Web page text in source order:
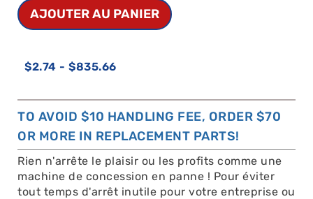
TO AVOID $10 HANDLING FEE, ORDER $70
OR MORE IN REPLACEMENT PARTS!
Rien n'arrête le plaisir ou les profits comme une
machine de concession en panne ! Pour éviter
tout temps d'arrêt inutile pour votre entreprise ou
AJOUTER AU PANIER
$2.74 - $835.66